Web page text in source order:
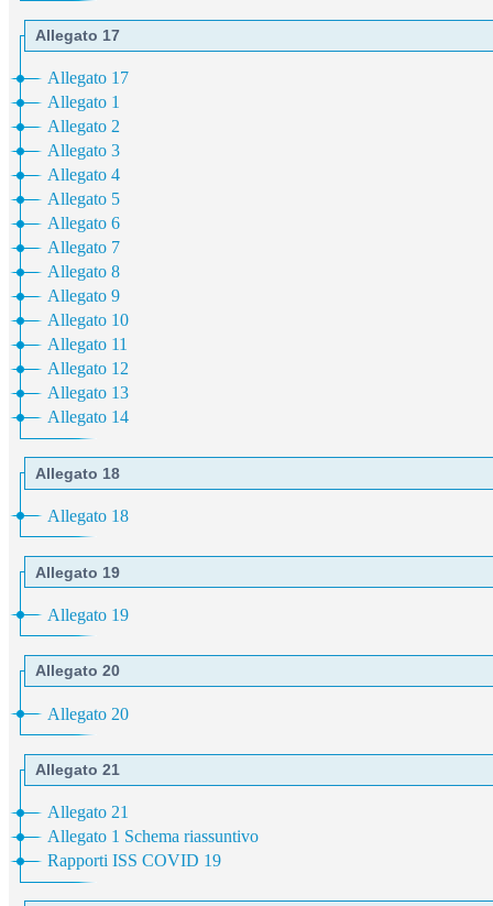
Allegato 17
Allegato 17
Allegato 1
Allegato 2
Allegato 3
Allegato 4
Allegato 5
Allegato 6
Allegato 7
Allegato 8
Allegato 9
Allegato 10
Allegato 11
Allegato 12
Allegato 13
Allegato 14
Allegato 18
Allegato 18
Allegato 19
Allegato 19
Allegato 20
Allegato 20
Allegato 21
Allegato 21
Allegato 1 Schema riassuntivo
Rapporti ISS COVID 19